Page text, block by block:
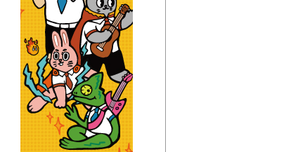
【HitFm正在進行】
(聯播)
夜貓DJ-Dennis
【Next】
(花東)流行最精選